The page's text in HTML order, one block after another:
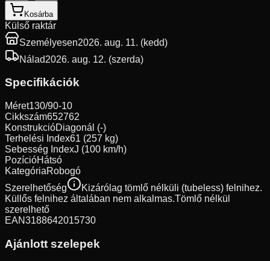
Kosárba
Külső raktár
Személyesen2026. aug. 11. (kedd)
Nálad2026. aug. 12. (szerda)
Specifikációk
Méret130/90-10
Cikkszám652762
KonstrukcióDiagonál (-)
Terhelési Index61 (257 kg)
Sebesség IndexJ (100 km/h)
PozícióHátsó
KategóriaRobogó
Szerelhetőség
Kizárólag tömlő nélküli (tubeless) felnihez.
Küllős felnihez általában nem alkalmas.Tömlő nélkül
szerelhető
EAN3188642015730
Ajánlott szelepek